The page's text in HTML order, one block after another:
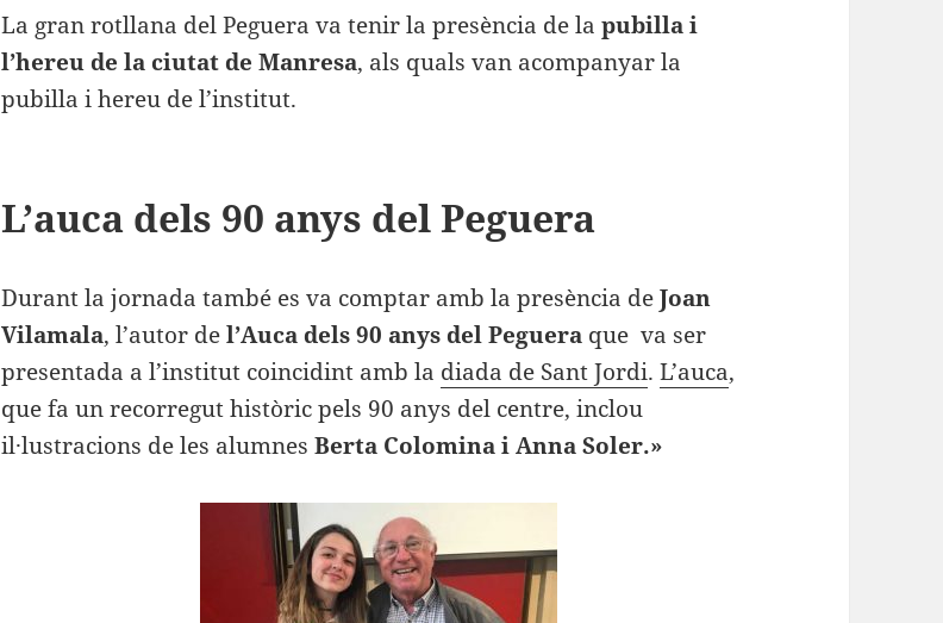
La gran rotllana del Peguera va tenir la presència de lapubilla i
l’hereu de la ciutat de Manresa, als quals van acompanyar la
pubilla i hereu de l’institut.
L’auca dels 90 anys del Peguera
Durant la jornada també es va comptar amb la presència deJoan
Vilamala, l’autor del’Auca dels 90 anys del Peguera que va ser
presentada a l’institut coincidint amb la diada de Sant Jordi.L’auca,
que fa un recorregut històric pels 90 anys del centre, inclou
il·lustracions de les alumnesBerta Colomina i Anna Soler.»